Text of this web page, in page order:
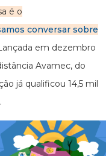
é o
conversar sobre
em dezembro
Avamec, do
já qualificou 14,5 mil